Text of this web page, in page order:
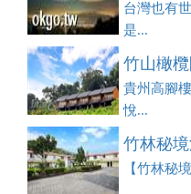
台灣也有
是...
竹山橄
貴州高腳
悅...
竹林秘
【竹林秘